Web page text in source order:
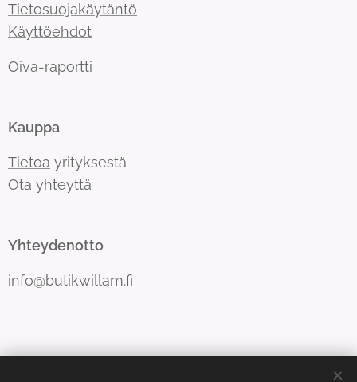
Tietosuojakäytäntö
Käyttöehdot
Oiva-raportti
Kauppa
Tietoa yrityksestä
Ota yhteyttä
Yhteydenotto
info@butikwillam.fi